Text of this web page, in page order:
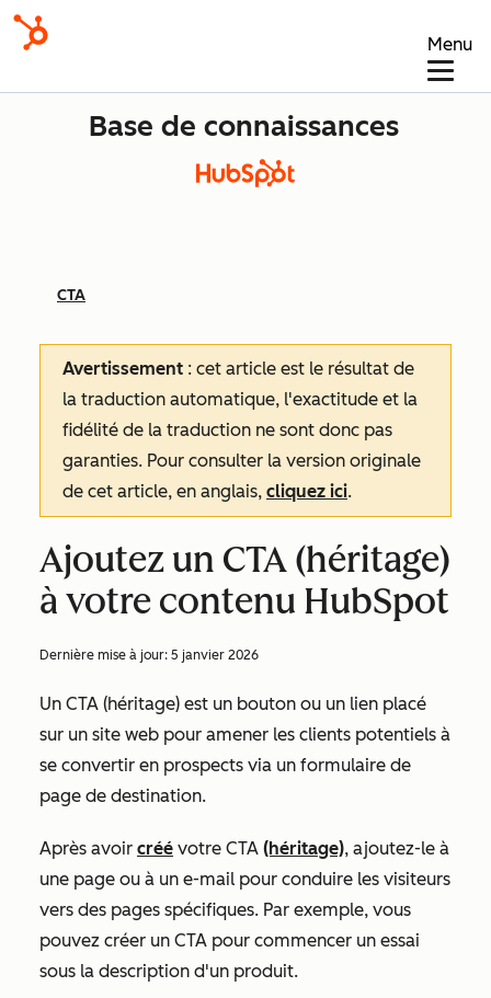
Menu
Base de connaissances
CTA
Avertissement : cet article est le résultat de
la traduction automatique, l'exactitude et la
fidélité de la traduction ne sont donc pas
garanties. Pour consulter la version originale
de cet article, en anglais, cliquez ici.
Ajoutez un CTA (héritage)
à votre contenu HubSpot
Dernière mise à jour: 5 janvier 2026
Un CTA (héritage) est un bouton ou un lien placé
sur un site web pour amener les clients potentiels à
se convertir en prospects via un formulaire de
page de destination.
Après avoir créé votre CTA (héritage), ajoutez-le à
une page ou à un e-mail pour conduire les visiteurs
vers des pages spécifiques. Par exemple, vous
pouvez créer un CTA pour commencer un essai
sous la description d'un produit.